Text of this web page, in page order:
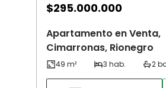
$295.000.000
Apartamento en Venta,
Cimarronas, Rionegro